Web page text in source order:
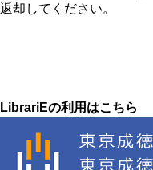
返却してください。
LibrariEの利用はこちら